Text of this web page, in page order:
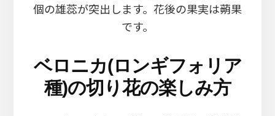
個の雄蕊が突出します。花後の果実は蒴果
です。
ベロニカ(ロンギフォリア
種)の切り花の楽しみ方